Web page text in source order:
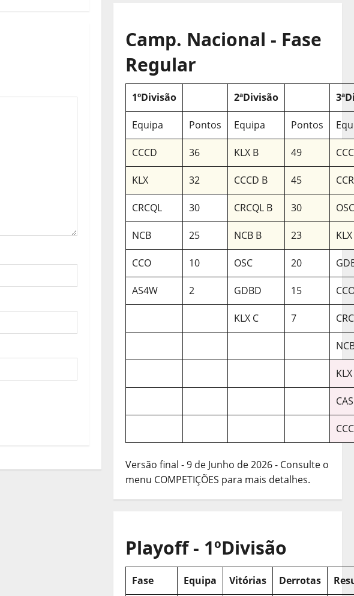
Camp. Nacional - Fase
Regular
1ºDivisão 2ªDivisão
Equipa Pontos Equipa Pontos
CCCD 36 KLX B 49
KLX 32 CCCD B 45
CRCQL 30 CRCQL B 30
NCB 25 NCB B 23
CCO 10 OSC 20
AS4W 2 GDBD 15
KLX C 7
Versão final - 9 de Junho de 2026 - Consulte o
menu COMPETIÇÕES para mais detalhes.
Playoff - 1ºDivisão
Fase Equipa Vitórias Derrotas